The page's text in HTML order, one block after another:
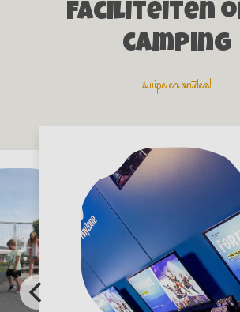
Faciliteiten
camping
swipe en ontdek!